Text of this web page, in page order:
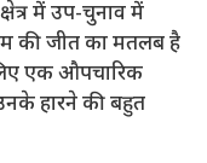
में उप-चुनाव में
की जीत का मतलब है
एक औपचारिक
हारने की बहुत